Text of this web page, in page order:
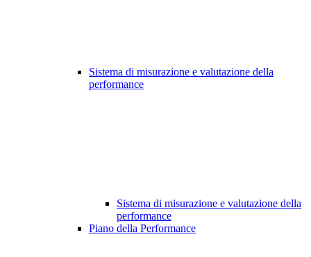
Sistema di misurazione e valutazione della
performance
Sistema di misurazione e valutazione della
performance
Piano della Performance